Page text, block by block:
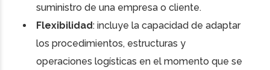
suministro de una empresa o cliente.
Flexibilidad: incluye la capacidad de adaptar
los procedimientos, estructuras y
operaciones logísticas en el momento que se